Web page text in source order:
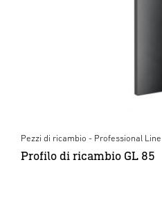
Pezzi di ricambio - Professional Line
Profilo di ricambio GL 85